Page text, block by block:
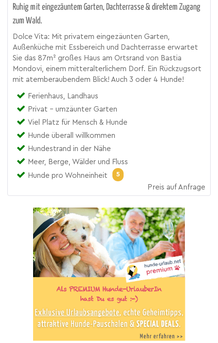
Ruhig mit eingezäuntem Garten, Dachterrasse & direktem Zugang
zum Wald.
Dolce Vita: Mit privatem eingezäunten Garten,
Außenküche mit Essbereich und Dachterrasse erwartet
Sie das 87m² großes Haus am Ortsrand von Bastia
Mondovi, einem mitteralterlichem Dorf. Ein Rückzugsort
mit atemberaubendem Blick! Auch 3 oder 4 Hunde!
Ferienhaus, Landhaus
Privat - umzäunter Garten
Viel Platz für Mensch & Hunde
Hunde überall willkommen
Hundestrand in der Nähe
Meer, Berge, Wälder und Fluss
Hunde pro Wohneinheit
5
Preis auf Anfrage